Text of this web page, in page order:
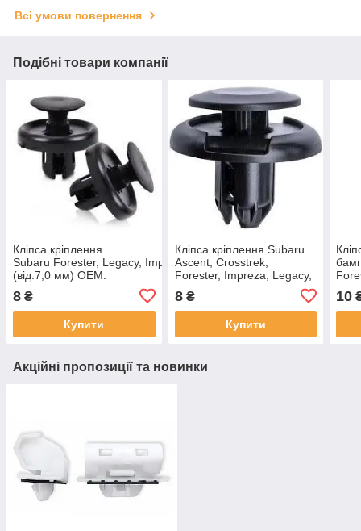
Всі умови повернення
Подібні товари компанії
Кліпса кріплення
Subaru Forester, Legacy, Impreza
(від.7,0 мм) ОЕМ:
8 ₴
Купити
Кліпса кріплення Subaru
Ascent, Crosstrek,
Forester, Impreza, Legacy,
909140061
8₴
Купити
10
Акційні пропозиції та новинки